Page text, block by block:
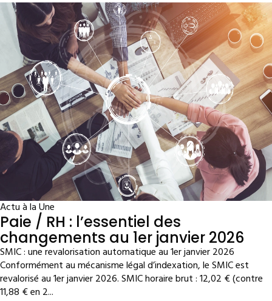
Actu à la Une
Paie / RH : l’essentiel des
changements au 1er janvier 2026
SMIC : une revalorisation automatique au 1er janvier 2026
Conformément au mécanisme légal d’indexation, le SMIC est
revalorisé au 1er janvier 2026. SMIC horaire brut : 12,02 € (contre
11,88 € en 2...